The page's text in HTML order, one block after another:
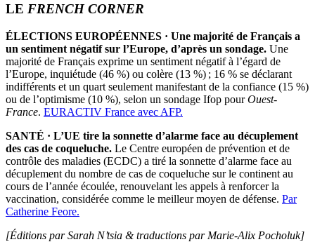
LE FRENCH CORNER
ÉLECTIONS EUROPÉENNES · Une majorité de Français a
un sentiment négatif sur l’Europe, d’après un sondage. Une
majorité de Français exprime un sentiment négatif à l’égard de
l’Europe, inquiétude (46 %) ou colère (13 %) ; 16 % se déclarant
indifférents et un quart seulement manifestant de la confiance (15 %)
ou de l’optimisme (10 %), selon un sondage Ifop pourOuest-
France. EURACTIV France avec AFP.
SANTÉ · L’UE tire la sonnette d’alarme face au décuplement
des cas de coqueluche. Le Centre européen de prévention et de
contrôle des maladies (ECDC) a tiré la sonnette d’alarme face au
décuplement du nombre de cas de coqueluche sur le continent au
cours de l’année écoulée, renouvelant les appels à renforcer la
vaccination, considérée comme le meilleur moyen de défense. Par
Catherine Feore.
[Éditions par Sarah N’tsia & traductions par Marie-Alix Pocholuk]